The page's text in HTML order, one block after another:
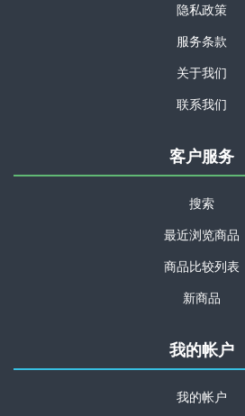
隐私政策
服务条款
关于我们
联系我们
客户服务
搜索
最近浏览商品
商品比较列表
新商品
我的帐户
我的帐户